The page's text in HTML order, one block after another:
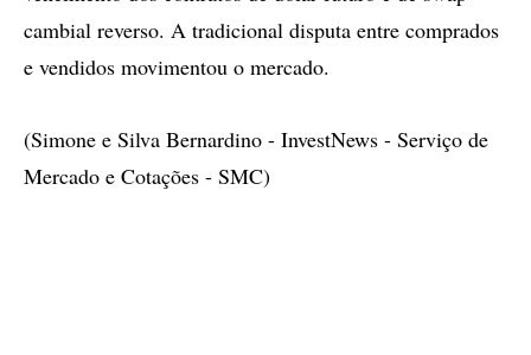
cambial reverso. A tradicional disputa entre comprados
e vendidos movimentou o mercado.
(Simone e Silva Bernardino - InvestNews - Serviço de
Mercado e Cotações - SMC)